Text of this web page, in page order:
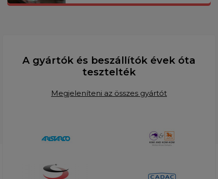
A gyártók és beszállítók évek óta
tesztelték
Megjeleníteni az összes gyártót